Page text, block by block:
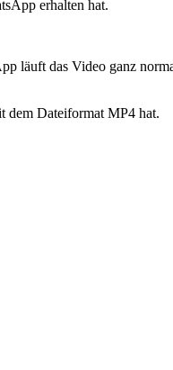
erhalten hat.
läuft das Video ganz
dem Dateiformat MP4 hat.